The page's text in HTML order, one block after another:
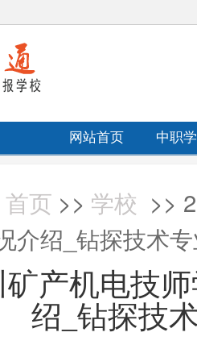
网站首页 中职
首页 >> 学校 >>
介绍_钻探技术
矿产机电技
绍_钻探技